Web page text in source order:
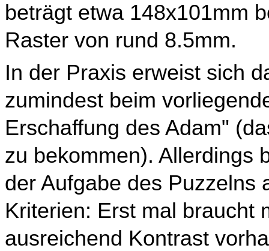
beträgt etwa 148x101mm
Raster von rund 8.5mm.
In der Praxis erweist sich
zumindest beim
Erschaffung des Adam"
zu bekommen). Allerdings
der Aufgabe des Puzzelns
Kriterien: Erst mal braucht
ausreichend Kontrast